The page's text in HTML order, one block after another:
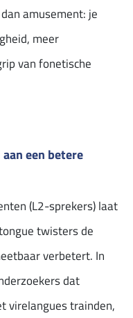
amusement: je
meer
van fonetische
een betere
(L2-sprekers) laat
twisters de
verbetert. In
dat
virelangues trainden,